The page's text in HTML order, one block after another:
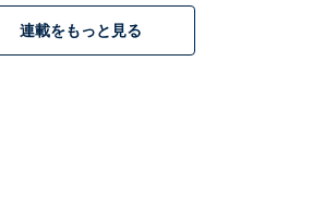
連載をもっと見る